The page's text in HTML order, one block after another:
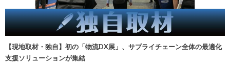
【現地取材・独自】初の「物流DX展」、サプライチェーン全体の最適化
支援ソリューションが集結